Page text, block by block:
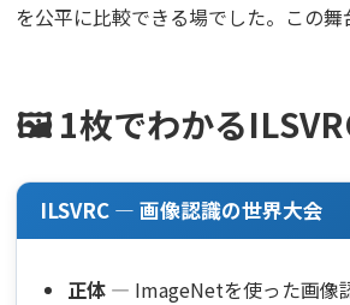
を公平に比較できる場でした。この
🖼 1枚でわかる
ILSVRC — 画像認識の世界大会
正体— ImageNetを使った画像